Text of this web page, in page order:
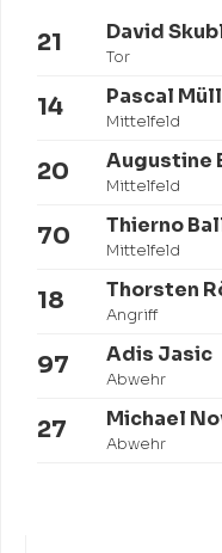
21 David
Tor
14 Pascal
Mittelfeld
20 Augustine
Mittelfeld
70 Thierno
Mittelfeld
18 Thorsten
Angriff
97 Adis Jasic
Abwehr
27 Michael
Abwehr